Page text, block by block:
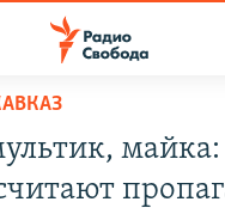
майка: